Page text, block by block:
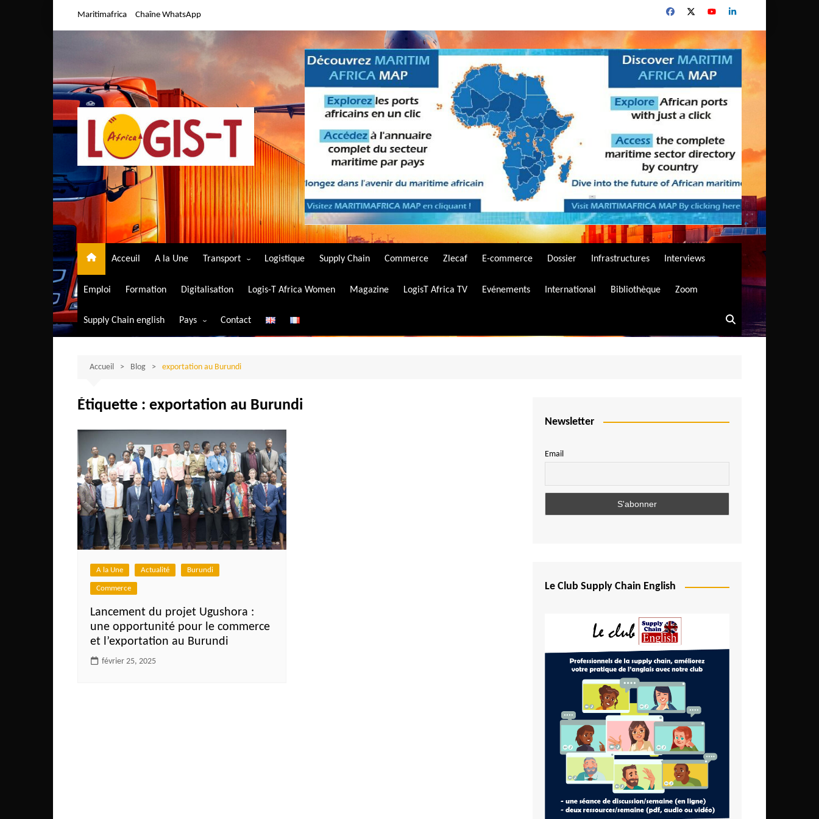
Maritimafrica Chaîne WhatsApp
Acceuil A la Une Transport
Transport aérien
Transport ferroviaire
Transport routier
Logistique Supply Chain Commerce Zlecaf E-commerce Dossier Infrastructures Interviews
Emploi Formation Digitalisation Logis-T Africa Women Magazine LogisT Africa TV Evénements International Bibliothèque Zoom
Supply Chain english Pays
Algérie
Bénin
Burkina-Faso
Burundi
Bostwana
Cameroun
Centrafrique
Comores
Côte d’Ivoire
Djibouti
Ethiopie
Gabon
Contact
Accueil Blog exportation au Burundi
Étiquette : exportation au Burundi
A la Une Actualité Burundi
Commerce
Lancement du projet Ugushora :
une opportunité pour le commerce
et l’exportation au Burundi
février 25, 2025
Newsletter
Email
Le Club Supply Chain English